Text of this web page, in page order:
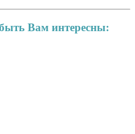
Вам интересны: